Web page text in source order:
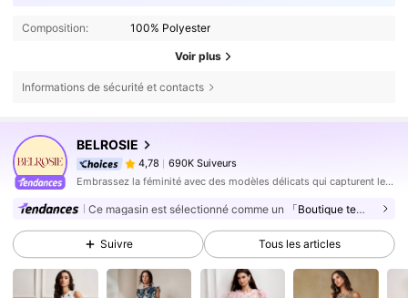
Composition: 100% Polyester
Voir plus
Informations de sécurité et contacts
BELROSIE
4,78
h***eest en train de naviguer
4,78
690K Suiveurs
4,78 690K Suiveurs
690K Suiveurs
4,78 690K Suiveurs
Embrassez la féminité avec des modèles délicats qui capturent les sentiments audacieux de votre cœur.
Ce magasin est sélectionné comme un 「Boutique tendance」
Suivre Tous les articles